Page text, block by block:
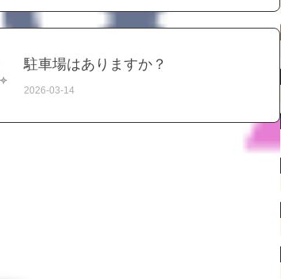
駐車場はありますか？
2026-03-14